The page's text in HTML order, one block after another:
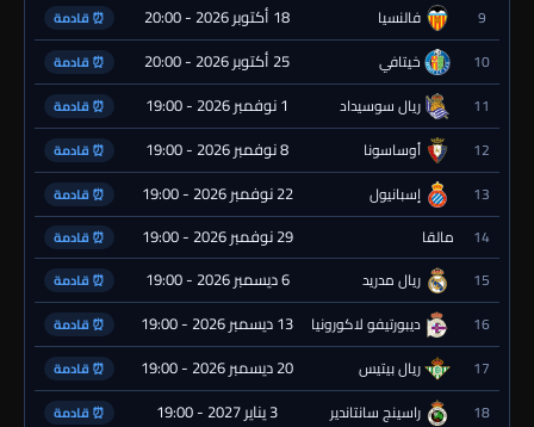
9 فالنسيا 18 أكتوبر 2026 - 20:00 ⏰ قادمة
10 خيتافي 25 أكتوبر 2026 - 20:00 ⏰ قادمة
11 ريال سوسيداد 1 نوفمبر 2026 - 19:00 ⏰ قادمة
12 أوساسونا 8 نوفمبر 2026 - 19:00 ⏰ قادمة
13 إسبانيول 22 نوفمبر 2026 - 19:00 ⏰ قادمة
14 مالقا 29 نوفمبر 2026 - 19:00 ⏰ قادمة
15 ريال مدريد 6 ديسمبر 2026 - 19:00 ⏰ قادمة
16 ديبورتيفو لاكورونيا 13 ديسمبر 2026 - 19:00 ⏰ قادمة
17 ريال بيتيس 20 ديسمبر 2026 - 19:00 ⏰ قادمة
18 راسينج سانتاندير 3 يناير 2027 - 19:00 ⏰ قادمة